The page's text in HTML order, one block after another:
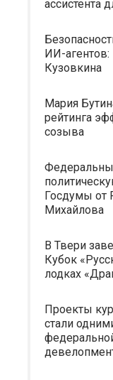
ассистента
ИИ-
Кузовкина
Мария
рейтинга
созыва
Госдумы от
Михайлова
В Твери
Кубок
лодках
Проекты
стали